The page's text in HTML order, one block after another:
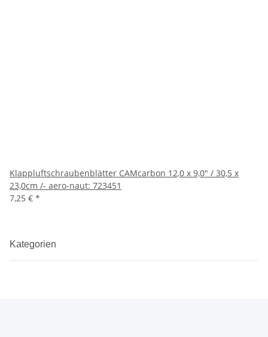
Klappluftschraubenblätter CAMcarbon 12,0 x 9,0" / 30,5 x
23,0cm /- aero-naut: 723451
7,25 € *
Kategorien